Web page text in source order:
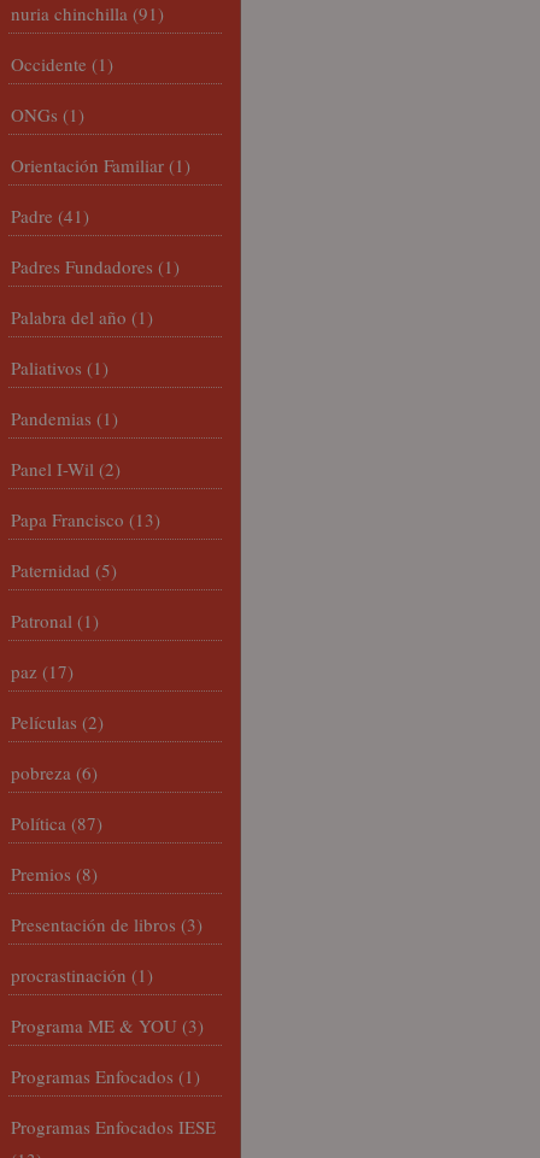
nuria chinchilla (91)
Occidente (1)
ONGs (1)
Orientación Familiar (1)
Padre (41)
Padres Fundadores (1)
Palabra del año (1)
Paliativos (1)
Pandemias (1)
Panel I-Wil (2)
Papa Francisco (13)
Paternidad (5)
Patronal (1)
paz (17)
Películas (2)
pobreza (6)
Política (87)
Premios (8)
Presentación de libros (3)
procrastinación (1)
Programa ME & YOU (3)
Programas Enfocados (1)
Programas Enfocados IESE